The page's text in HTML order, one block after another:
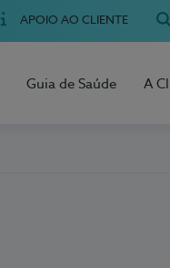
APOIO AO CLIENTE
Guia de Saúde A